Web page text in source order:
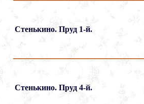
Стенькино. Пруд 1-й.
Стенькино. Пруд 4-й.